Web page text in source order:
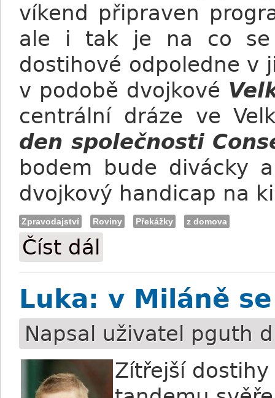
víkend připraven
ale i tak je na co se
dostihové odpoledne v
v podobě dvojkové
centrální dráze ve
den společnosti
bodem bude divácky
dvojkový handicap na
Zpravodajství Roviny Překážky z domova
Číst dál
Luka: v Miláně
Napsal uživatel pguth
Zítřejší